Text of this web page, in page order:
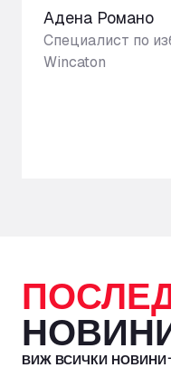
Адена Романо
Специалист по
Wincaton
НОВИНИ
ВИЖ ВСИЧКИ НОВИНИ